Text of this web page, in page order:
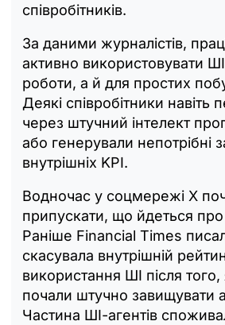
співробітників.
За даними журналістів,
активно використовувати
роботи, а й для простих
Деякі співробітники навіть
через штучний інтелект
або генерували непотрібні
внутрішніх KPI.
Водночас у соцмережі X
припускати, що йдеться
Раніше Financial Times
скасувала внутрішній
використання ШІ після
почали штучно завищувати
Частина ШІ-агентів